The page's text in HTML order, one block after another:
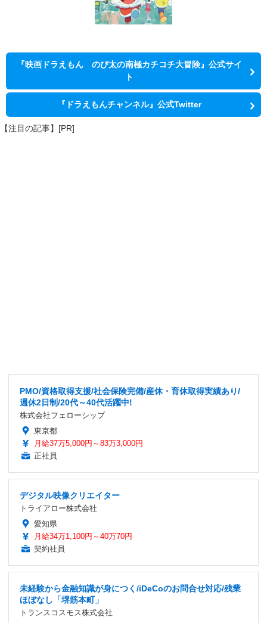
『映画ドラえもん のび太の南極カチコチ大冒険』公式サイ
ト
『ドラえもんチャンネル』公式Twitter
【注目の記事】[PR]
PMO/資格取得支援/社会保険完備/産休・育休取得実績あり/
週休2日制/20代～40代活躍中!
株式会社フェローシップ
東京都
月給37万5,000円～83万3,000円
正社員
デジタル映像クリエイター
トライアロー株式会社
愛知県
月給34万1,100円～40万70円
契約社員
未経験から金融知識が身につく/iDeCoのお問合せ対応/残業
ほぼなし「堺筋本町」
トランスコスモス株式会社